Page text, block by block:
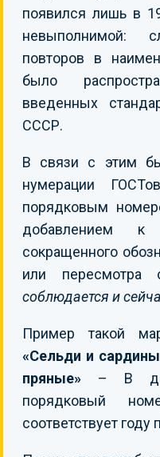
появился лишь в
невыполнимой:
повторов в
было
введенных
СССР.
В связи с этим
нумерации
порядковым
добавлением
сокращенного
или пересмотра
соблюдается и
Пример такой
«Сельди и
пряные» – В
порядковый
соответствует году